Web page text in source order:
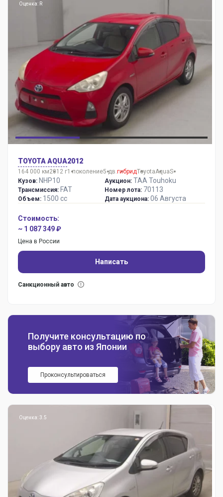
Оценка: R
TOYOTA AQUA2012
164 000 км2012 г1 поколение5 дв.гибридToyotaAquaS
Кузов: NHP10
Трансмиссия: FAT
Объем: 1500 сс
Аукцион: TAA Touhoku
Номер лота: 70113
Дата аукциона: 06 Августа
Стоимость:
~ 1 087 349 ₽
Цена в России
Написать
Санкционный авто
Получите консультацию по
выбору авто из Японии
Проконсультироваться
Оценка: 3.5